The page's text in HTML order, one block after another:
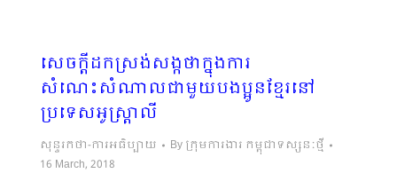
សេចក្តីដកស្រង់សង្កថាក្នុងការ
សំណេះសំណាលជាមួយបងប្អូនខ្មែរនៅ
ប្រទេសអូស្រ្តាលី
សុន្ទរកថា-ការអធិប្បាយ By ក្រុមការងារ កម្ពុជាទស្សនៈថ្មី
16 March, 2018